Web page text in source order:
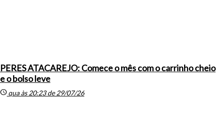
PERES ATACAREJO: Comece o mês com o carrinho cheio
e o bolso leve
schedule qua às 20:23 de 29/07/26